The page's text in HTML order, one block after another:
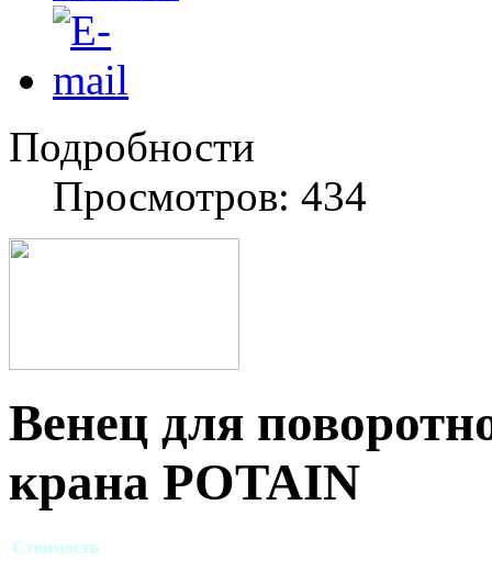
Подробности
Просмотров: 434
Венец для
крана POTAIN
Стоимость